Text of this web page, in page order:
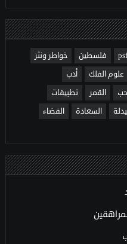
فلسطين
خواطر ونثر
علوم الفلك
أدب
القمر
تطبيقات
السعادة
الفضاء